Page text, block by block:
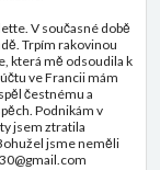
V současné době
Trpím rakovinou
která mě odsoudila k
ve Francii mám
čestnému a
Podnikám v
jsem ztratila
jsme neměli